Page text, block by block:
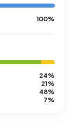
100%
24%
21%
48%
7%